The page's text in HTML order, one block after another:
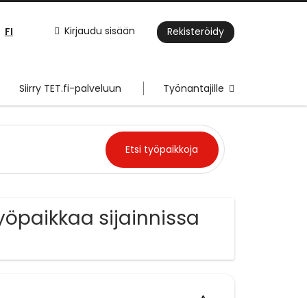
Kirjaudu sisään Rekisteröidy
FI
Siirry TET.fi-palveluun Työnantajille
sijainnissa